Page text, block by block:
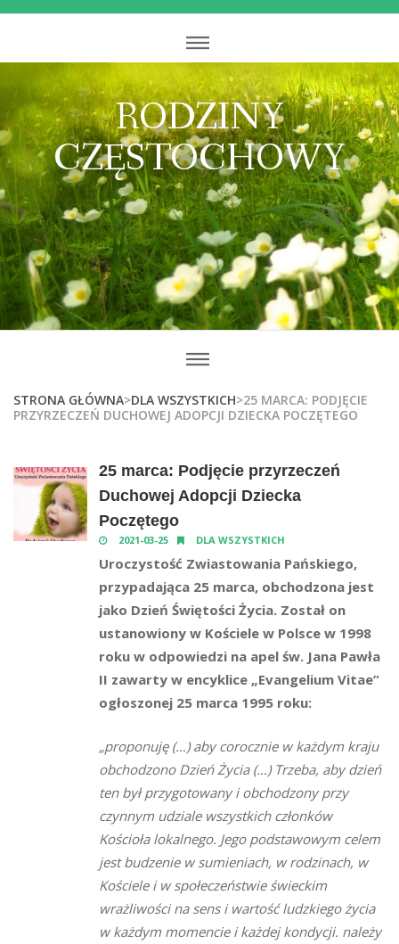
RODZINY
CZĘSTOCHOWY
STRONA GŁÓWNA>DLA WSZYSTKICH>25 MARCA: PODJĘCIE
PRZYRZECZEŃ DUCHOWEJ ADOPCJI DZIECKA POCZĘTEGO
25 marca: Podjęcie przyrzeczeń
Duchowej Adopcji Dziecka
Poczętego
2021-03-25 DLA WSZYSTKICH
Uroczystość Zwiastowania Pańskiego,
przypadająca 25 marca, obchodzona jest
jako Dzień Świętości Życia. Został on
ustanowiony w Kościele w Polsce w 1998
roku w odpowiedzi na apel św. Jana Pawła
II zawarty w encyklice „Evangelium Vitae”
ogłoszonej 25 marca 1995 roku:
„proponuję (…) aby corocznie w każdym kraju
obchodzono Dzień Życia (…) Trzeba, aby dzień
ten był przygotowany i obchodzony przy
czynnym udziale wszystkich członków
Kościoła lokalnego. Jego podstawowym celem
jest budzenie w sumieniach, w rodzinach, w
Kościele i w społeczeństwie świeckim
wrażliwości na sens i wartość ludzkiego życia
w każdym momencie i każdej kondycji. należy